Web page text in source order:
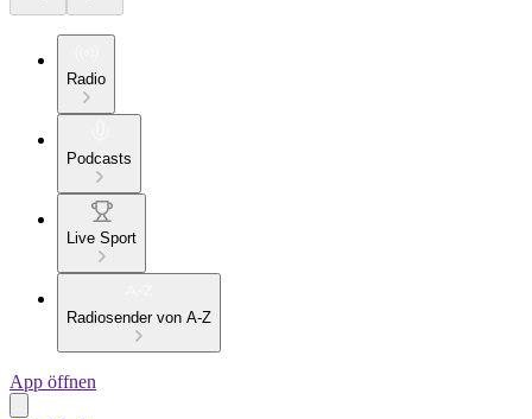
Radio
Podcasts
Live Sport
Radiosender von A-Z
App öffnen